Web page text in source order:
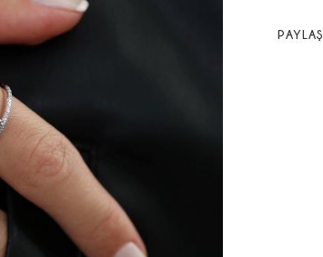
PAYLAŞ